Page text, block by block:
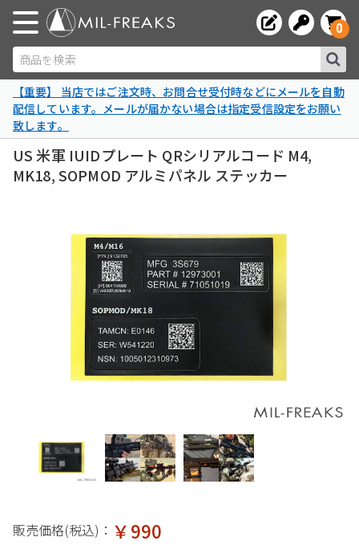
商品を検索
0
【重要】 当店ではご注文時、お問合せ受付時などにメールを自動
配信しています。メールが届かない場合は指定受信設定をお願い
致します。
US 米軍 IUIDプレート QRシリアルコード M4,
MK18, SOPMOD アルミパネル ステッカー
販売価格(税込)： ￥990